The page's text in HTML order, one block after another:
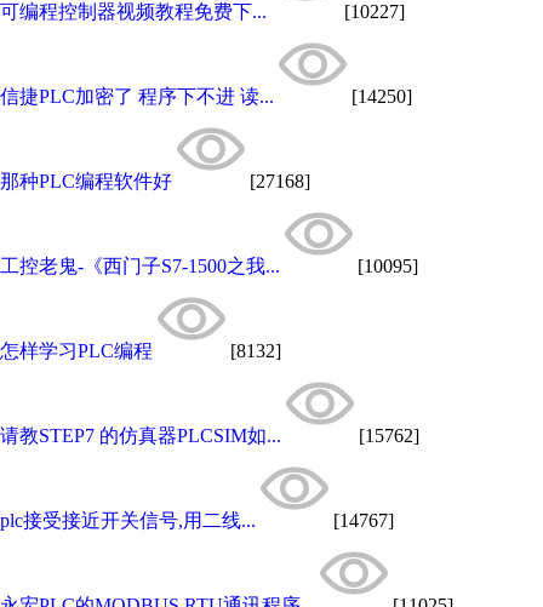
可编程控制器视频教程免费下... [10227]
信捷PLC加密了 程序下不进 读... [14250]
那种PLC编程软件好 [27168]
工控老鬼-《西门子S7-1500之我... [10095]
怎样学习PLC编程 [8132]
请教STEP7 的仿真器PLCSIM如... [15762]
plc接受接近开关信号,用二线... [14767]